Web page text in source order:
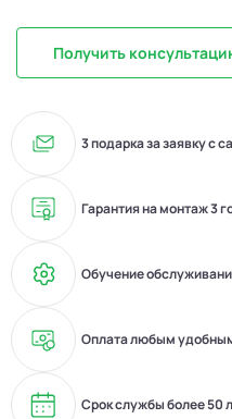
Получить
3 подарка за заявку с
Гарантия на монтаж 3
Обучение
Оплата любым
Срок службы более 50